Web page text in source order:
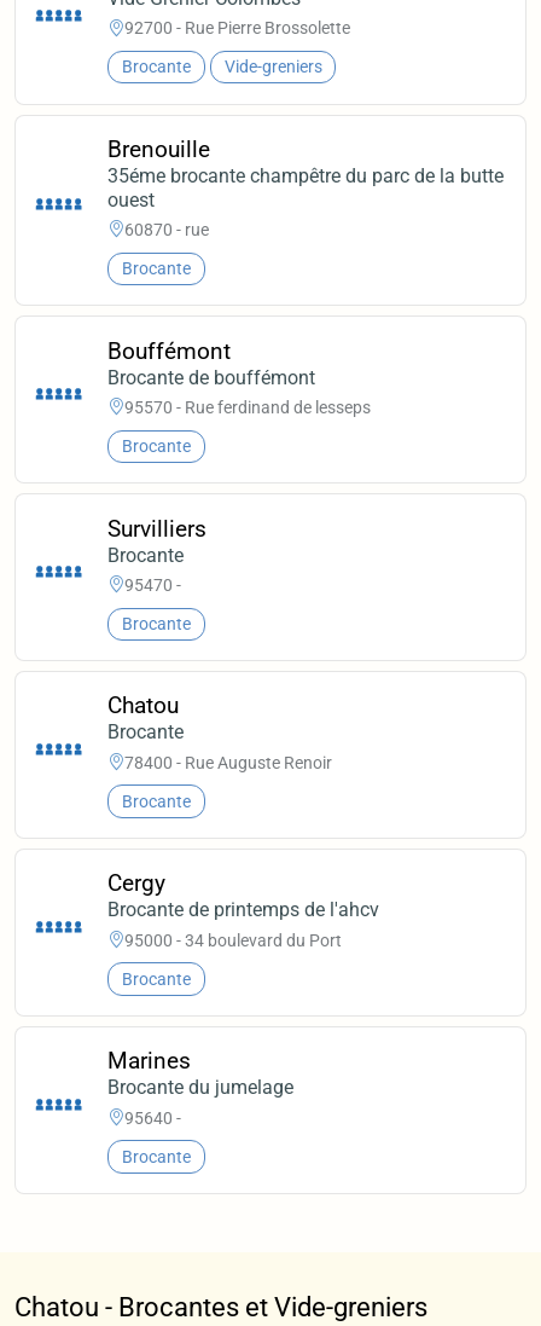
92700 - Rue Pierre Brossolette
Brocante Vide-greniers
Brenouille
35éme brocante champêtre du parc de la butte
ouest
60870 - rue
Brocante
Bouffémont
Brocante de bouffémont
95570 - Rue ferdinand de lesseps
Brocante
Survilliers
Brocante
95470 -
Brocante
Chatou
Brocante
78400 - Rue Auguste Renoir
Brocante
Cergy
Brocante de printemps de l'ahcv
95000 - 34 boulevard du Port
Brocante
Marines
Brocante du jumelage
95640 -
Brocante
Chatou - Brocantes et Vide-greniers